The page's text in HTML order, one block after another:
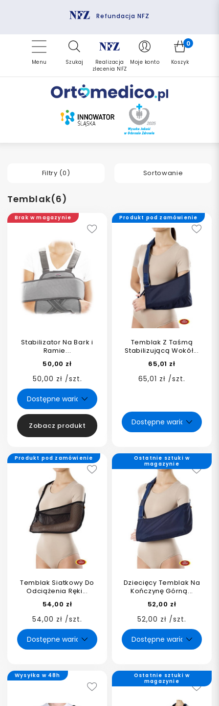
Darmowa dostawa
Pomoc fizjoterapeuty
Finansowanie PFRON
Refundacja NFZ
Zrealizuj zlecenie ponownie
Menu Szukaj
Realizacja
zlecenia NFZ
Moje konto
0
Koszyk
Filtry (0) Sortowanie
Temblak(6)
Stabilizator Na Bark i
Ramie...
50,00 zł
50,00 zł /szt.
Brak w magazynie
Zobacz produkt
Temblak Z Taśmą
Stabilizującą Wokół...
65,01 zł
65,01 zł /szt.
Produkt pod zamówienie
Temblak Siatkowy Do
Odciążenia Ręki...
54,00 zł
54,00 zł /szt.
Produkt pod zamówienie
Dziecięcy Temblak Na
Kończynę Górną...
52,00 zł
52,00 zł /szt.
Ostatnie sztuki w
magazynie
Wysyłka w 48h
Ostatnie sztuki w
magazynie